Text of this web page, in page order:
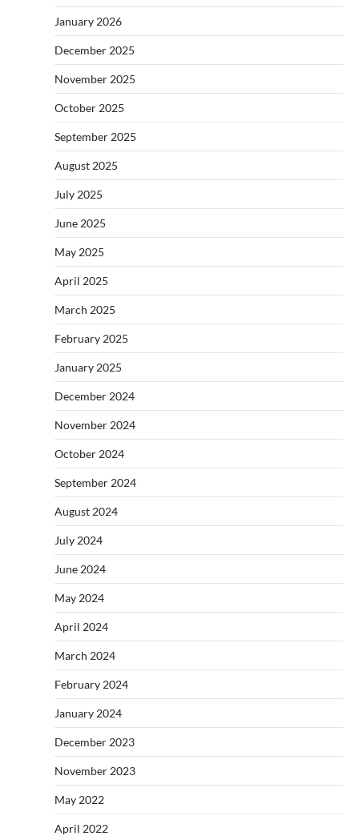
January 2026
December 2025
November 2025
October 2025
September 2025
August 2025
July 2025
June 2025
May 2025
April 2025
March 2025
February 2025
January 2025
December 2024
November 2024
October 2024
September 2024
August 2024
July 2024
June 2024
May 2024
April 2024
March 2024
February 2024
January 2024
December 2023
November 2023
May 2022
April 2022